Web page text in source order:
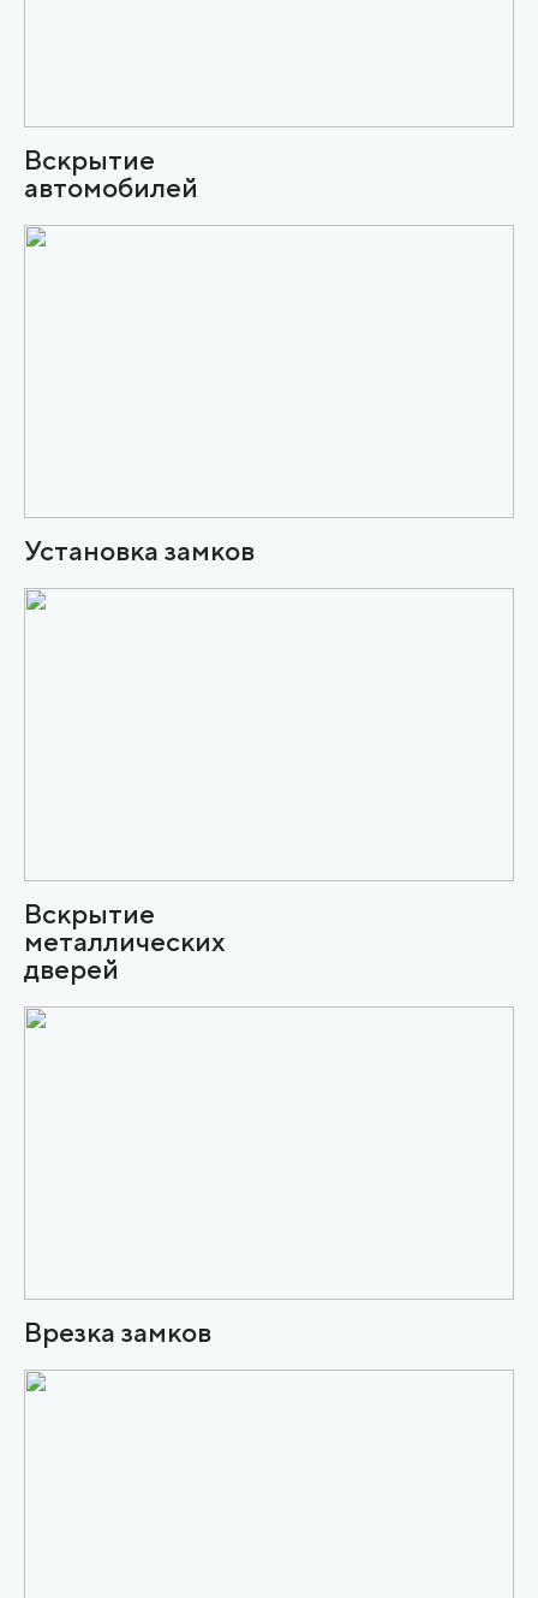
Вскрытие
автомобилей
Установка замков
Вскрытие
металлических
дверей
Врезка замков